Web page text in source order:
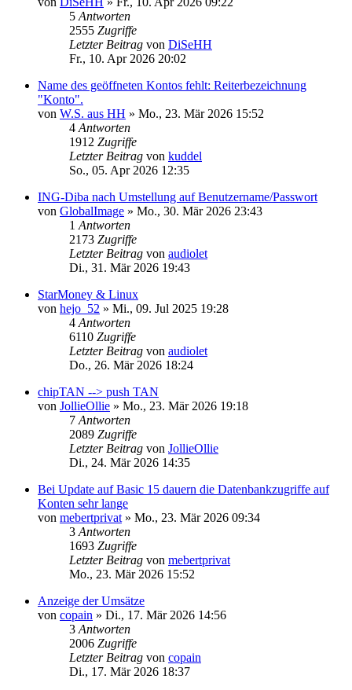
5 Antworten
2555 Zugriffe
Letzter Beitrag von DiSeHH
Fr., 10. Apr 2026 20:02
Name des geöffneten Kontos fehlt: Reiterbezeichnung
"Konto".
von W.S. aus HH » Mo., 23. Mär 2026 15:52
4 Antworten
1912 Zugriffe
Letzter Beitrag von kuddel
So., 05. Apr 2026 12:35
ING-Diba nach Umstellung auf Benutzername/Passwort
von GlobalImage » Mo., 30. Mär 2026 23:43
1 Antworten
2173 Zugriffe
Letzter Beitrag von audiolet
Di., 31. Mär 2026 19:43
StarMoney & Linux
von hejo_52 » Mi., 09. Jul 2025 19:28
4 Antworten
6110 Zugriffe
Letzter Beitrag von audiolet
Do., 26. Mär 2026 18:24
chipTAN --> push TAN
von JollieOllie » Mo., 23. Mär 2026 19:18
7 Antworten
2089 Zugriffe
Letzter Beitrag von JollieOllie
Di., 24. Mär 2026 14:35
Bei Update auf Basic 15 dauern die Datenbankzugriffe auf
Konten sehr lange
von mebertprivat » Mo., 23. Mär 2026 09:34
3 Antworten
1693 Zugriffe
Letzter Beitrag von mebertprivat
Mo., 23. Mär 2026 15:52
Anzeige der Umsätze
von copain » Di., 17. Mär 2026 14:56
3 Antworten
2006 Zugriffe
Letzter Beitrag von copain
Di., 17. Mär 2026 18:37